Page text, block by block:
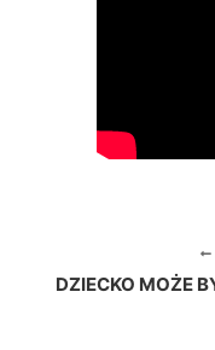
DZIECKO MOŻE